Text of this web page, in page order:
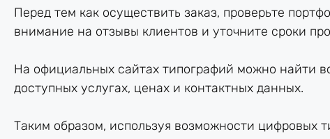
Перед тем как осуществить заказ, проверьте
внимание на отзывы клиентов и уточните сроки
На официальных сайтах типографий можно найти
доступных услугах, ценах и контактных данных.
Таким образом, используя возможности цифровых